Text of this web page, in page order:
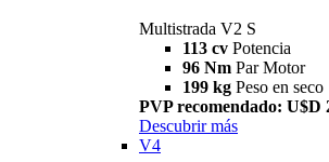
Multistrada V2 S
113 cv Potencia
96 Nm Par Motor
199 kg Peso en seco
PVP recomendado: U$D
Descubrir más
V4